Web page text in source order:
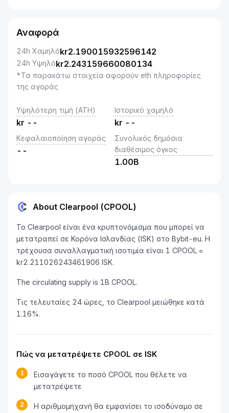
Αναφορά
24h Χαμηλόkr2.190015932596142
24h Υψηλόkr2.243159660080134
*Τα παρακάτω στοιχεία αφορούν eth πληροφορίες
της αγοράς
Υψηλότερη τιμή (ATH)
kr --
Ιστορικό χαμηλό
kr --
Κεφαλαιοποίηση αγοράς
--
Συνολικός δημόσια
διαθέσιμος όγκος
1.00B
About Clearpool (CPOOL)
Το Clearpool είναι ένα κρυπτονόμισμα που μπορεί να
μετατραπεί σε Κορόνα Ισλανδίας (ISK) στο Bybit-eu. Η
τρέχουσα συναλλαγματική ισοτιμία είναι 1 CPOOL =
kr2.211026243461906 ISK.
The circulating supply is 1B CPOOL.
Τις τελευταίες 24 ώρες, το Clearpool μειώθηκε κατά
1.16%.
Πώς να μετατρέψετε CPOOL σε ISK
1
Εισαγάγετε το ποσό CPOOL που θέλετε να
μετατρέψετε
2
Η αριθμομηχανή θα εμφανίσει το ισοδύναμο σε